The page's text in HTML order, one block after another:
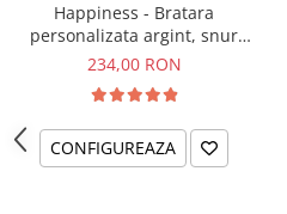
Happiness - Bratara
personalizata argint, snur
impletit piele simbol
234,00 RON
CONFIGUREAZA